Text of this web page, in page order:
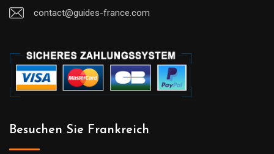
contact@guides-france.com
Besuchen Sie Frankreich